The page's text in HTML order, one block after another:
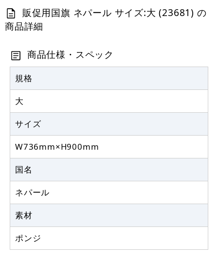
販促用国旗 ネパール サイズ:大 (23681) の
商品詳細
商品仕様・スペック
規格
大
サイズ
W736mm×H900mm
国名
ネパール
素材
ポンジ